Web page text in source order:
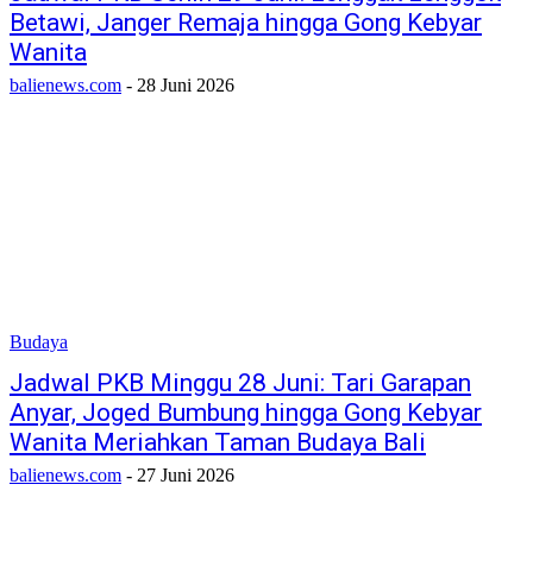
Betawi, Janger Remaja hingga Gong Kebyar
Wanita
balienews.com - 28 Juni 2026
Budaya
Jadwal PKB Minggu 28 Juni: Tari Garapan
Anyar, Joged Bumbung hingga Gong Kebyar
Wanita Meriahkan Taman Budaya Bali
balienews.com - 27 Juni 2026